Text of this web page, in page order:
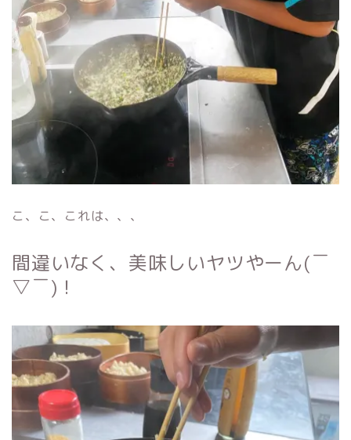
こ、こ、これは、、、
間違いなく、美味しいヤツやーん(￣
▽￣)！